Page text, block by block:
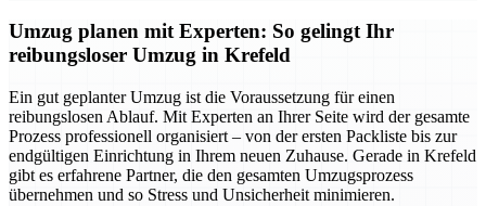
Umzug planen mit Experten: So gelingt Ihr
reibungsloser Umzug in Krefeld
Ein gut geplanter Umzug ist die Voraussetzung für einen
reibungslosen Ablauf. Mit Experten an Ihrer Seite wird der gesamte
Prozess professionell organisiert – von der ersten Packliste bis zur
endgültigen Einrichtung in Ihrem neuen Zuhause. Gerade in Krefeld
gibt es erfahrene Partner, die den gesamten Umzugsprozess
übernehmen und so Stress und Unsicherheit minimieren.